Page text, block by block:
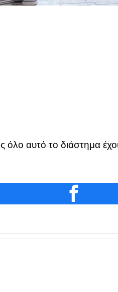
αυτό το διάστημα